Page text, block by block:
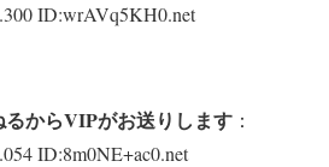
ID:wrAVq5KH0.net
からVIPがお送りします ：
ID:8m0NE+ac0.net